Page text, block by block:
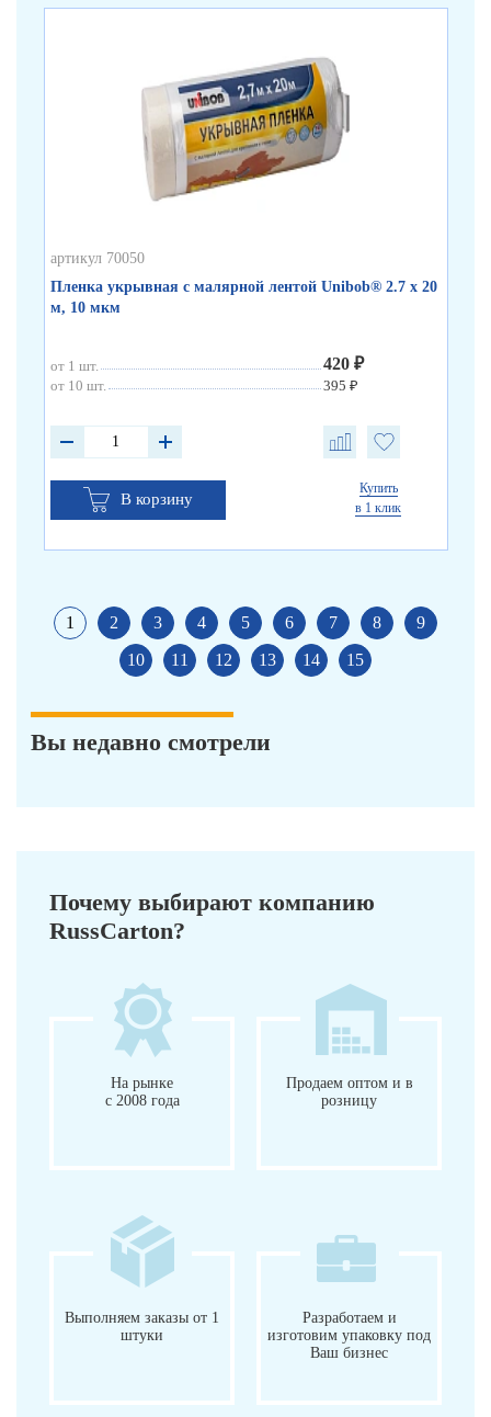
артикул 70050
Пленка укрывная с малярной лентой Unibob® 2.7 х 20
м, 10 мкм
от 1 шт. 420 ₽
от 10 шт. 395 ₽
В корзину
Купить
в 1 клик
1 2 3 4 5 6 7 8
9
10
11 12 13 14 15
Вы недавно смотрели
Почему выбирают компанию
RussCarton?
На рынке
с 2008 года
Продаем оптом и в
розницу
Выполняем заказы от 1
штуки
Разработаем и
изготовим упаковку под
Ваш бизнес